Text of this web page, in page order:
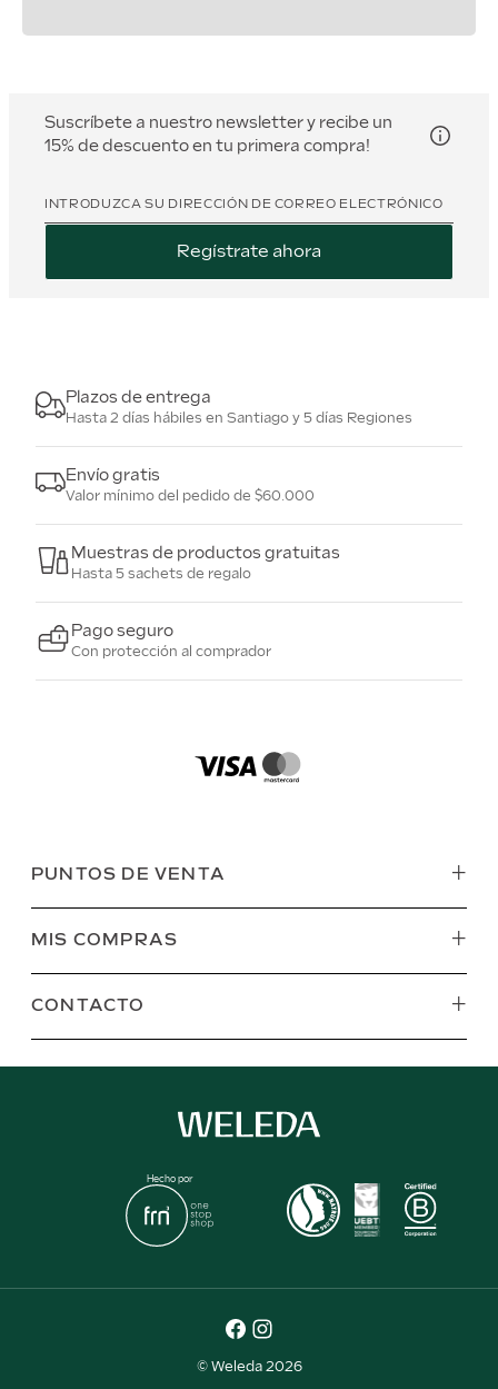
Suscríbete a nuestro newsletter y recibe un
15% de descuento en tu primera compra!
INTRODUZCA SU DIRECCIÓN DE CORREO ELECTRÓNICO
Regístrate ahora
Plazos de entrega
Hasta 2 días hábiles en Santiago y 5 días Regiones
Envío gratis
Valor mínimo del pedido de $60.000
Muestras de productos gratuitas
Hasta 5 sachets de regalo
Pago seguro
Con protección al comprador
PUNTOS DE VENTA +
MIS COMPRAS +
CONTACTO +
Hecho por
© Weleda 2026